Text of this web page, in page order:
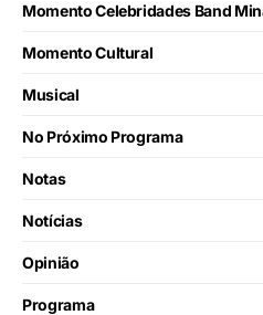
Momento Celebridades Band
Momento Cultural
Musical
No Próximo Programa
Notas
Notícias
Opinião
Programa